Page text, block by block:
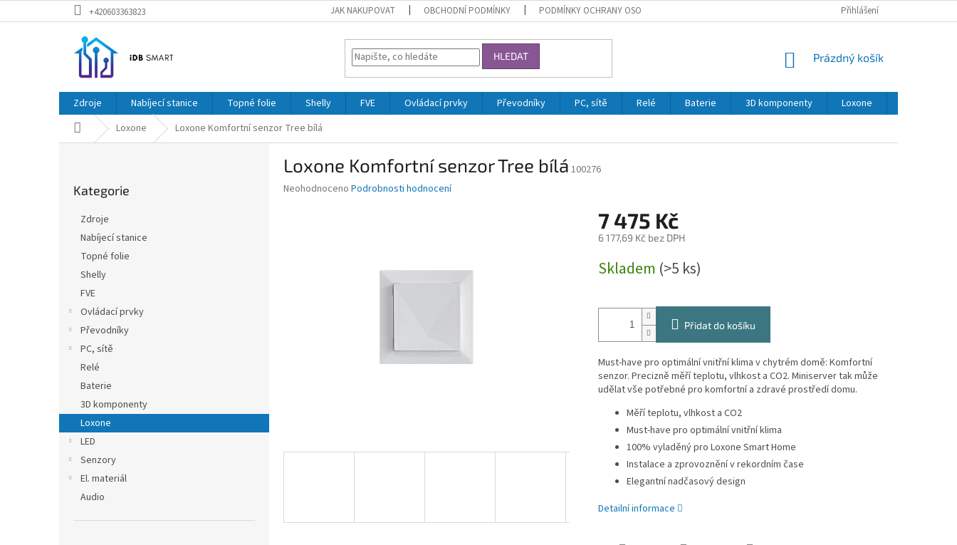
na
+420603363823 JAK NAKUPOVAT OBCHODNÍ PODMÍNKY PODMÍNKY OCHRANY OSOBNÍCH ÚDAJŮ Přihlášení
HLEDAT
NÁKUPNÍ
Prázdný košík
Zdroje Nabíjecí stanice Topné folie Shelly FVE Ovládací prvky Převodníky PC, sítě Relé Baterie 3D komponenty Loxone
Domů Loxone Loxone Komfortní senzor Tree bílá
kategorie
Kategorie
Zdroje
Nabíjecí stanice
Topné folie
Shelly
FVE
Ovládací prvky
Převodníky
PC, sítě
Relé
Baterie
3D komponenty
Loxone
LED
Senzory
El. materiál
Audio
Loxone Komfortní senzor Tree bílá 100276
Průměrné
Neohodnoceno Podrobnosti hodnocení
7 475 Kč
6 177,69 Kč bez DPH
cena:
Skladem (>5 ks)
Přidat do košíku
Must-have pro optimální vnitřní klima v chytrém domě: Komfortní
senzor. Precizně měří teplotu, vlhkost a CO2. Miniserver tak může
udělat vše potřebné pro komfortní a zdravé prostředí domu.
Měří teplotu, vlhkost a CO2
Must-have pro optimální vnitřní klima
100% vyladěný pro Loxone Smart Home
Instalace a zprovoznění v rekordním čase
Elegantní nadčasový design
Detailní informace